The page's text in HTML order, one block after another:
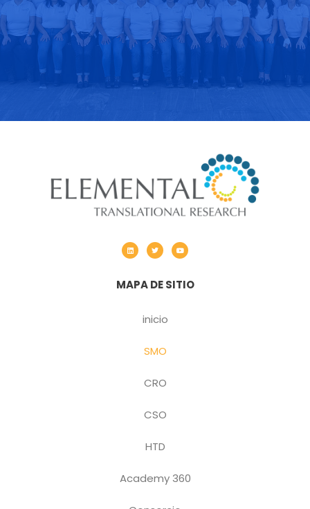
MAPA DE SITIO
inicio
SMO
CRO
CSO
HTD
Academy 360